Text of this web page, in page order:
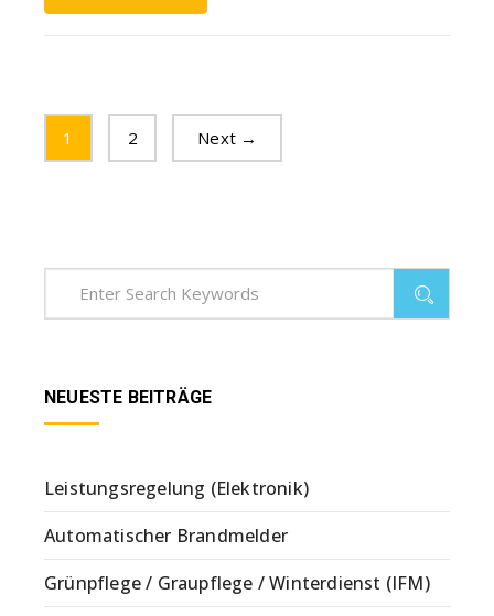
1 2 Next →
NEUESTE BEITRÄGE
Leistungsregelung (Elektronik)
Automatischer Brandmelder
Grünpflege / Graupflege / Winterdienst (IFM)